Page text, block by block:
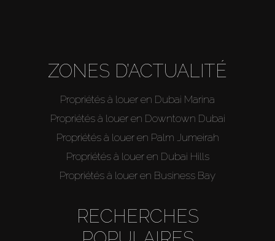
ZONES D’ACTUALITÉ
Propriétés à louer en Dubai Marina
Propriétés à louer en Downtown Dubai
Propriétés à louer en Palm Jumeirah
Propriétés à louer en Dubai Hills
Propriétés à louer en Business Bay
RECHERCHES